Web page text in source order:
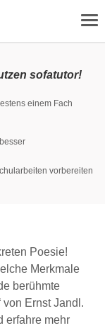
sofatutor!
einem Fach
vorbereiten
Poesie!
Merkmale
berühmte
von Ernst Jandl.
erfahre mehr